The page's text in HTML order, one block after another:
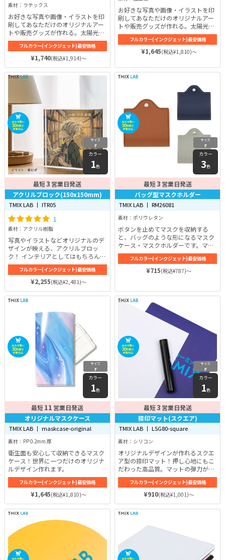
素材：ラテックス
お好きな写真や画像・イラストを印
刷してあなただけのオリジナルアー
トや販売グッズが作れる。太陽光・
雨風・温度変化に強い印刷インクだ
から屋内外に使用できます。
フルカラー(インクジェット)最安価格
¥1,740(税込¥1,914)～
お好きな写真や画像・イラストを印
刷してあなただけのオリジナルアー
トや販売グッズが作れる。太陽光・
雨風・温度変化に強い印刷インクだ
から屋内外に使用できます。
フルカラー(インクジェット)最安価格
¥1,645(税込¥1,810)～
サイズ
F
カラー
1色
最短3 営業日発送
アクリルブロック(150x150mm)
TMIX LAB 丨 ITR05
1
素材：アクリル樹脂
写真やイラストなどオリジナルのデ
ザインが映える、アクリルブロッ
ク！ インテリアとしてはもちろん、
ペーパーウェイトなどとしても使用
でき、同人グッズとしても人気のア
イテムです。
フルカラー(インクジェット)最安価格
¥2,255(税込¥2,481)～
サイズ
F
カラー
3色
最短3 営業日発送
バッグ型マスクホルダー
TMIX LAB 丨 RM26081
素材：ポリウレタン
ボタンを止めてマスクを収納する
と、バッグのような形になるマスク
ケース・マスクホルダーです。マス
クをじか置きしない衛生的なマスク
ホルダーがあると便利ですよ。マス
クを収納する時はふんわりカーブが
フルカラー(インクジェット)最安価格
¥715(税込¥787)～
サイズ
F
カラー
1色
最短11 営業日発送
オリジナルマスクケース
TMIX LAB 丨 maskcase-original
素材：PP 0.2mm 厚
衛生面も安心して収納できるマスク
ケース！世界に一つだけのオリジナ
ルデザイン作れます。
フルカラー(インクジェット)最安価格
¥1,645(税込¥1,810)～
サイズ
F
カラー
1色
最短3 営業日発送
捺印マット(スクエア)
TMIX LAB 丨 LSG80-square
素材：シリコン
オリジナルデザインが作れるスクエ
ア型の捺印マット！押し心地にもこ
だわった高品質。マットの弾力がヘ
タレにくく、長期間使用きれいに印
鑑が押せる。
フルカラー(インクジェット)最安価格
¥910(税込¥1,001)～